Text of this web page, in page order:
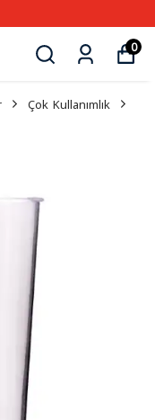
KARGO
0
Çok Kullanımlık